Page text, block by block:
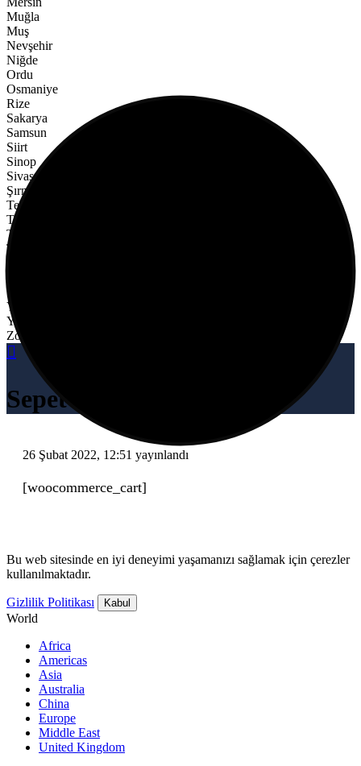
Muğla
Muş
Nevşehir
Niğde
Ordu
Osmaniye
Rize
Sakarya
Samsun
Siirt
Sinop
Sivas
Şırnak
Tekirdağ
Tokat
Trabzon
Tunceli
Van
Yalova
Yozgat
Zonguldak
Sepet
26 Şubat 2022, 12:51 yayınlandı
[woocommerce_cart]
Bu web sitesinde en iyi deneyimi yaşamanızı sağlamak için çerezler
kullanılmaktadır.
Gizlilik Politikası Kabul
World
Africa
Americas
Asia
Australia
China
Europe
Middle East
United Kingdom